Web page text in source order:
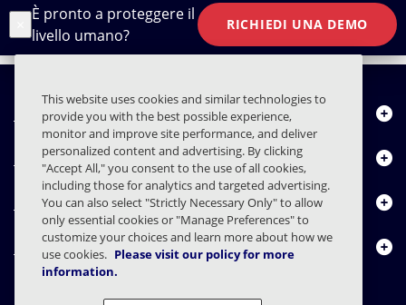
È pronto a proteggere il
livello umano?
RICHIEDI UNA DEMO
Chi siamo
Prodotti
Centro risorse
Contattaci
This website uses cookies and similar technologies to
provide you with the best possible experience,
monitor and improve site performance, and deliver
personalized content and advertising. By clicking
"Accept All," you consent to the use of all cookies,
including those for analytics and targeted advertising.
You can also select "Strictly Necessary Only" to allow
only essential cookies or "Manage Preferences" to
customize your choices and learn more about how we
use cookies. Please visit our policy for more
information.